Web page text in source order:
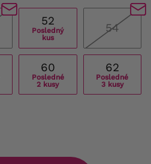
52
Posledný
kus
54
60
Posledné
2 kusy
62
Posledné
3 kusy